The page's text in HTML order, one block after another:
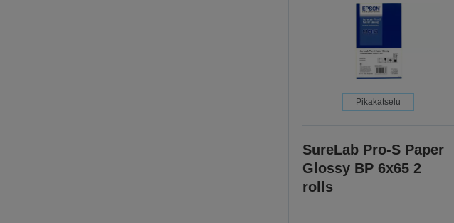
Pikakatselu
SureLab Pro-S Paper
Glossy BP 6x65 2
rolls